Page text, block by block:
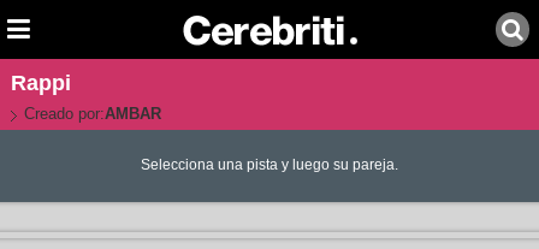
Rappi
Creado por:AMBAR
Selecciona una pista y luego su pareja.